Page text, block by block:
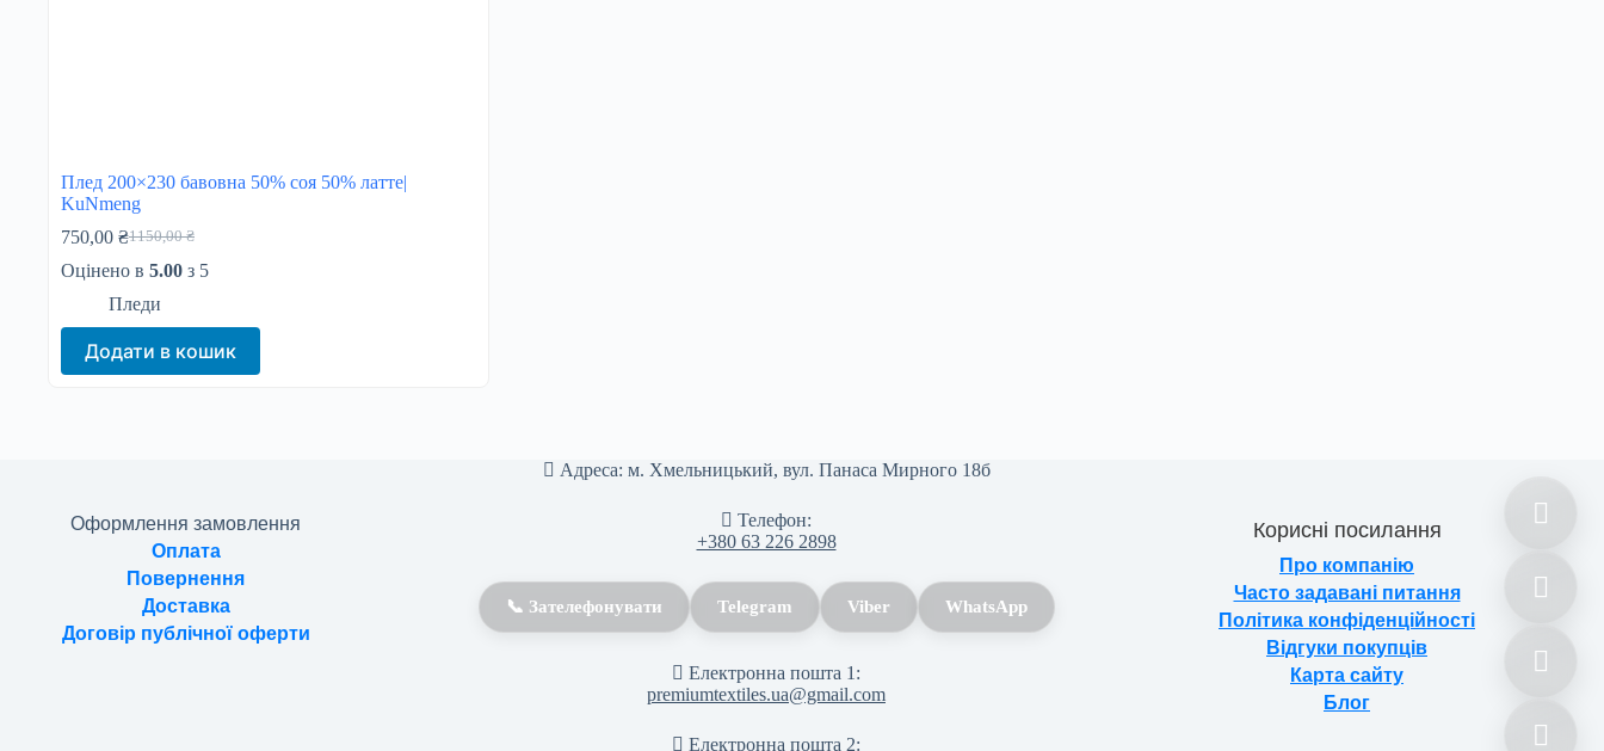
Плед 200×230 бавовна 50% соя 50% латте|
KuNmeng
1150,00₴
Оригінальна
ціна:
750,00 ₴Поточна
ціна:
Оцінено в 5.00 з 5
Пледи
Додати в кошик
Оформлення замовлення
Оплата
Повернення
Доставка
Договір публічної оферти
Адреса: м. Хмельницький, вул. Панаса Мирного 18б
Телефон:
+380 63 226 2898
📞 Зателефонувати Telegram Viber WhatsApp
Електронна пошта 1:
premiumtextiles.ua@gmail.com
Електронна пошта 2:
Корисні посилання
Про компанію
Часто задавані питання
Політика конфіденційності
Відгуки покупців
Карта сайту
Блог